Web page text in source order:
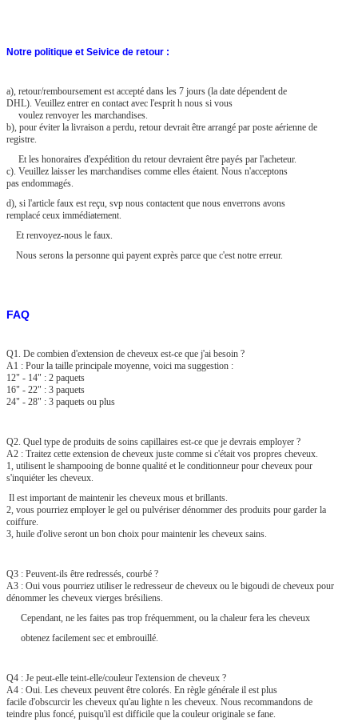
Notre politique et Seivice de retour :
a), retour/remboursement est accepté dans les 7 jours (la date dépendent de
DHL). Veuillez entrer en contact avec l'esprit h nous si vous
voulez renvoyer les marchandises.
b), pour éviter la livraison a perdu, retour devrait être arrangé par poste aérienne de
registre.
Et les honoraires d'expédition du retour devraient être payés par l'acheteur.
c). Veuillez laisser les marchandises comme elles étaient. Nous n'acceptons
pas endommagés.
d), si l'article faux est reçu, svp nous contactent que nous enverrons avons
remplacé ceux immédiatement.
Et renvoyez-nous le faux.
Nous serons la personne qui payent exprès parce que c'est notre erreur.
FAQ
Q1. De combien d'extension de cheveux est-ce que j'ai besoin ?
A1 : Pour la taille principale moyenne, voici ma suggestion :
12" - 14" : 2 paquets
16" - 22" : 3 paquets
24" - 28" : 3 paquets ou plus
Q2. Quel type de produits de soins capillaires est-ce que je devrais employer ?
A2 : Traitez cette extension de cheveux juste comme si c'était vos propres cheveux.
1, utilisent le shampooing de bonne qualité et le conditionneur pour cheveux pour
s'inquiéter les cheveux.
Il est important de maintenir les cheveux mous et brillants.
2, vous pourriez employer le gel ou pulvériser dénommer des produits pour garder la
coiffure.
3, huile d'olive seront un bon choix pour maintenir les cheveux sains.
Q3 : Peuvent-ils être redressés, courbé ?
A3 : Oui vous pourriez utiliser le redresseur de cheveux ou le bigoudi de cheveux pour
dénommer les cheveux vierges brésiliens.
Cependant, ne les faites pas trop fréquemment, ou la chaleur fera les cheveux
obtenez facilement sec et embrouillé.
Q4 : Je peut-elle teint-elle/couleur l'extension de cheveux ?
A4 : Oui. Les cheveux peuvent être colorés. En règle générale il est plus
facile d'obscurcir les cheveux qu'au lighte n les cheveux. Nous recommandons de
teindre plus foncé, puisqu'il est difficile que la couleur originale se fane.